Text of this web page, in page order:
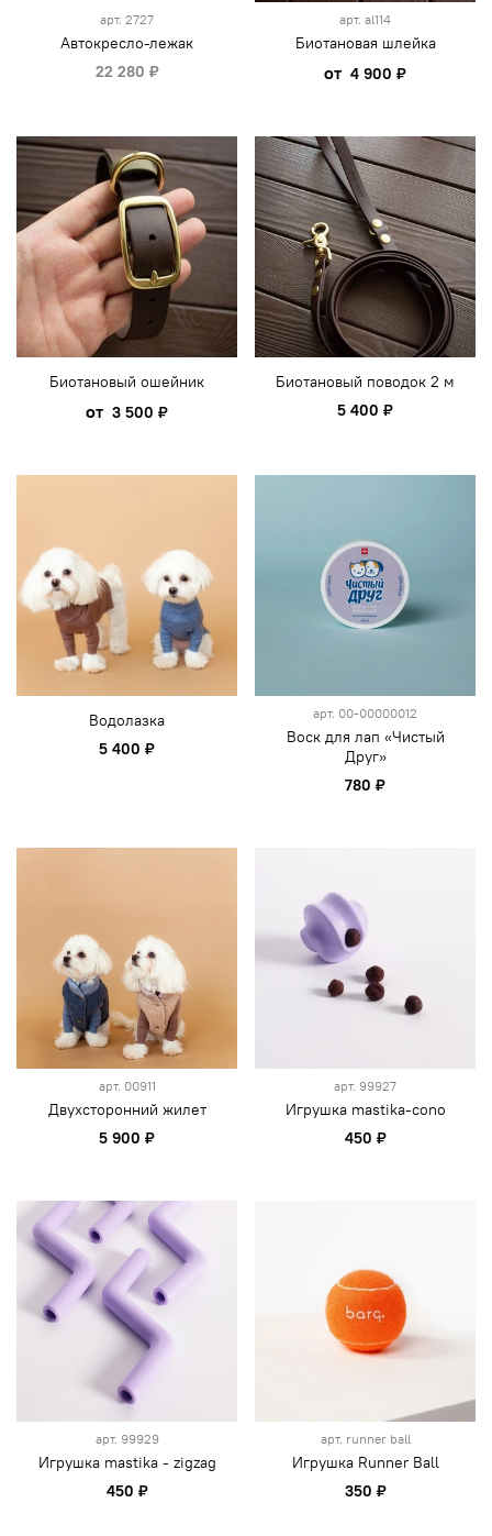
арт. 2727
Автокресло-лежак
22 280 ₽
арт. al114
Биотановая шлейка
от 4 900 ₽
Биотановый ошейник
от 3 500 ₽
Биотановый поводок 2 м
5 400 ₽
Водолазка
5 400 ₽
арт. 00-00000012
Воск для лап «Чистый
Друг»
780 ₽
арт. 00911
Двухсторонний жилет
5 900 ₽
арт. 99927
Игрушка mastika-cono
450 ₽
арт. 99929
Игрушка mastika - zigzag
450 ₽
арт. runner ball
Игрушка Runner Ball
350 ₽